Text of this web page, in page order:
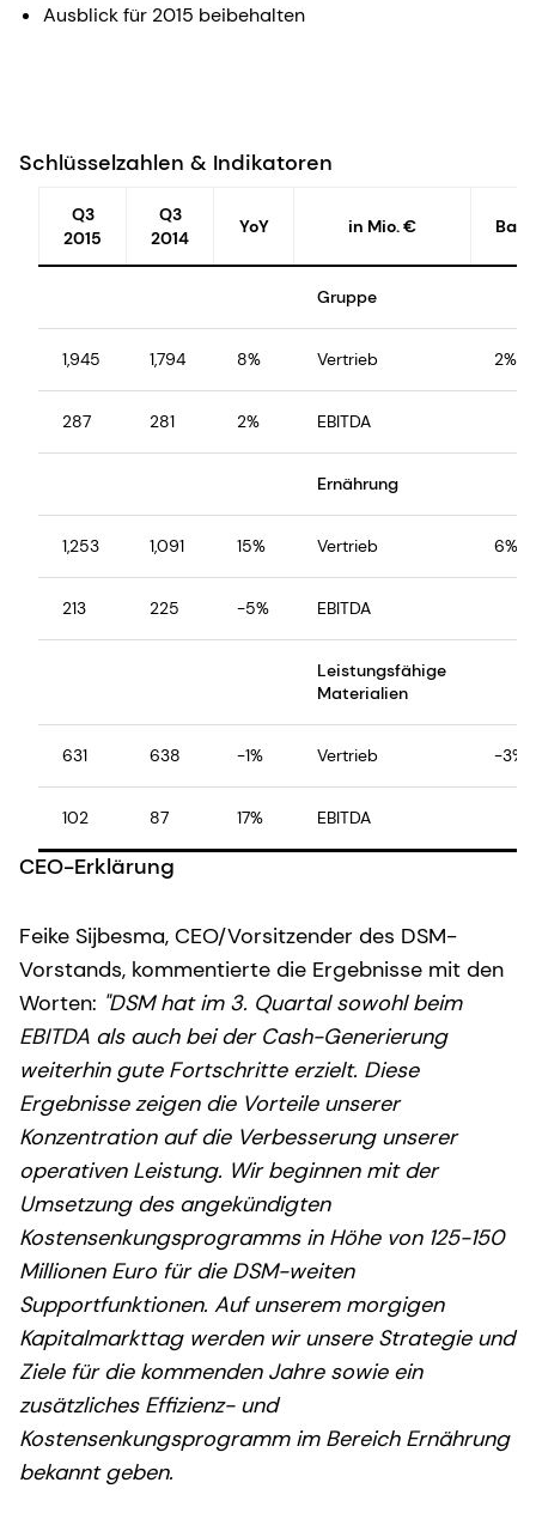
Ausblick für 2015 beibehalten
Schlüsselzahlen & Indikatoren
Q3
2015
Q3
2014
YoY in Mio. €
Gruppe
1,945 1,794 8% Vertrieb 2%
287 281 2% EBITDA
Ernährung
1,253 1,091 15% Vertrieb 6%
213 225 -5% EBITDA
Leistungsfähige
Materialien
631 638 -1% Vertrieb -3%
102 87 17% EBITDA
CEO-Erklärung
Feike Sijbesma, CEO/Vorsitzender des DSM-
Vorstands, kommentierte die Ergebnisse mit den
Worten: "DSM hat im 3. Quartal sowohl beim
EBITDA als auch bei der Cash-Generierung
weiterhin gute Fortschritte erzielt. Diese
Ergebnisse zeigen die Vorteile unserer
Konzentration auf die Verbesserung unserer
operativen Leistung. Wir beginnen mit der
Umsetzung des angekündigten
Kostensenkungsprogramms in Höhe von 125-150
Millionen Euro für die DSM-weiten
Supportfunktionen. Auf unserem morgigen
Kapitalmarkttag werden wir unsere Strategie und
Ziele für die kommenden Jahre sowie ein
zusätzliches Effizienz- und
Kostensenkungsprogramm im Bereich Ernährung
bekannt geben.